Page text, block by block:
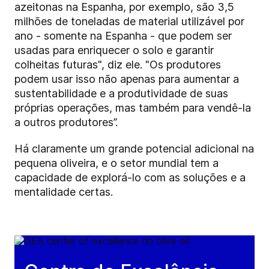
azeitonas na Espanha, por exemplo, são 3,5
milhões de toneladas de material utilizável por
ano - somente na Espanha - que podem ser
usadas para enriquecer o solo e garantir
colheitas futuras", diz ele. "Os produtores
podem usar isso não apenas para aumentar a
sustentabilidade e a produtividade de suas
próprias operações, mas também para vendê-la
a outros produtores”.
Há claramente um grande potencial adicional na
pequena oliveira, e o setor mundial tem a
capacidade de explorá-lo com as soluções e a
mentalidade certas.